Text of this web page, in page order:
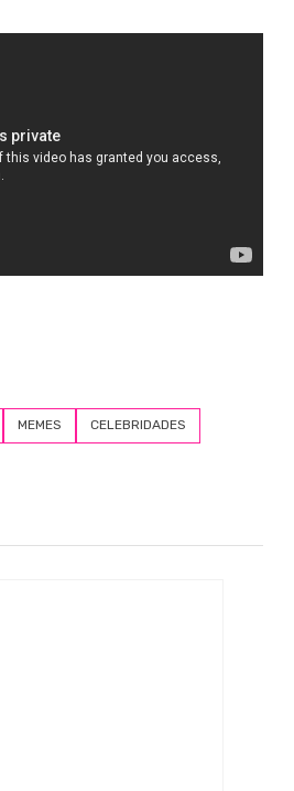
MEMES CELEBRIDADES